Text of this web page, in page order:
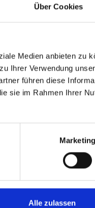
Über Cookies
Medien anbieten zu
Ihrer Verwendung
führen diese
sie im Rahmen Ihrer
Marketing
Alle zulassen